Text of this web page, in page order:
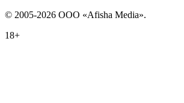
© 2005-2026 ООО «Afisha Media».
18+